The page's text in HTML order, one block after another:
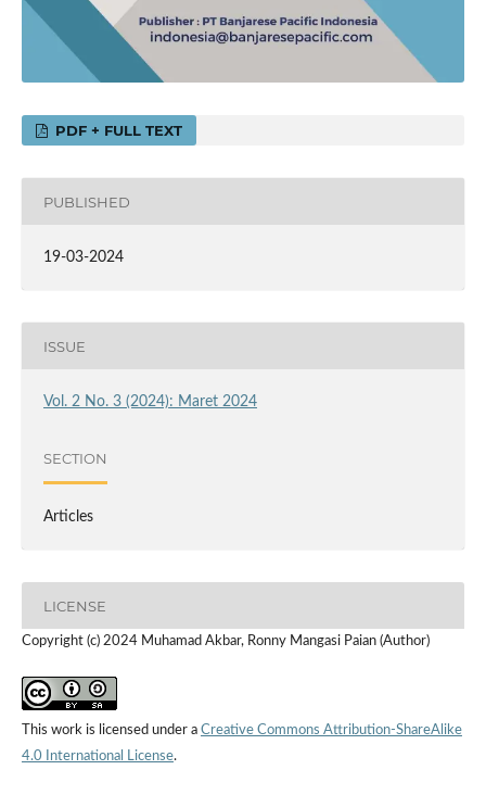
PDF + FULL TEXT
PUBLISHED
19-03-2024
ISSUE
Vol. 2 No. 3 (2024): Maret 2024
SECTION
Articles
LICENSE
Copyright (c) 2024 Muhamad Akbar, Ronny Mangasi Paian (Author)
This work is licensed under a Creative Commons Attribution-ShareAlike
4.0 International License.